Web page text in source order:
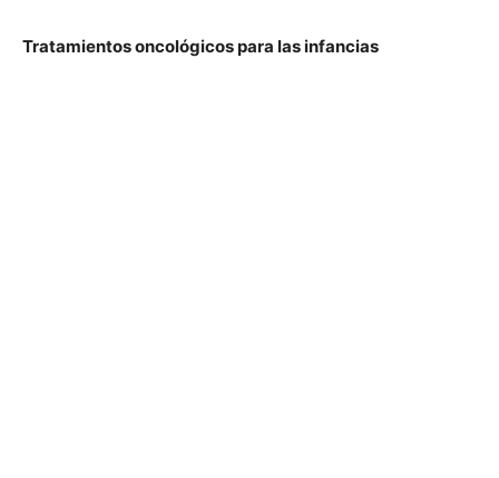
Tratamientos oncológicos para las infancias